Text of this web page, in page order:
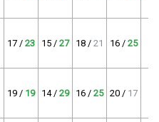
17 / 23 15 / 27 18 / 21 16 / 25
19 / 19 14 / 29 16 / 25 20 / 17